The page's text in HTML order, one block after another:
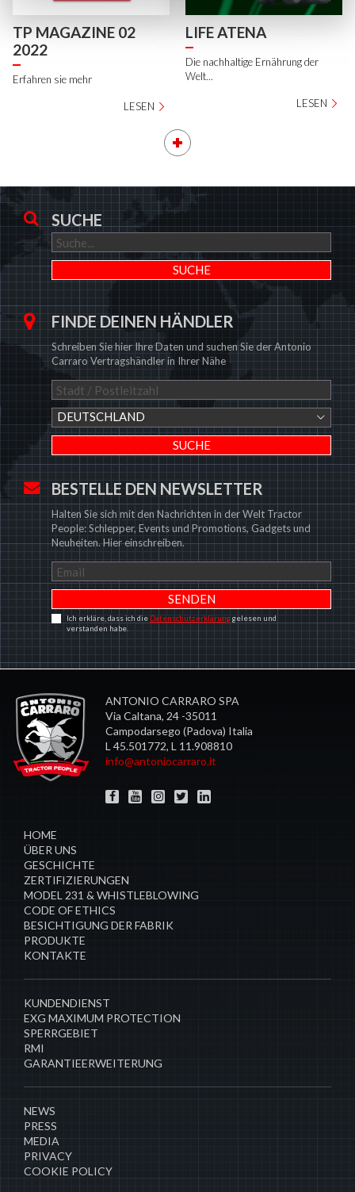
TP MAGAZINE 02
2022
Erfahren sie mehr
LESEN
LIFE ATENA
Die nachhaltige Ernährung der
Welt...
LESEN
SUCHE
FINDE DEINEN HÄNDLER
Schreiben Sie hier Ihre Daten und suchen Sie der Antonio
Carraro Vertragshändler in Ihrer Nähe
DEUTSCHLAND
BESTELLE DEN NEWSLETTER
Halten Sie sich mit den Nachrichten in der Welt Tractor
People: Schlepper, Events und Promotions, Gadgets und
Neuheiten. Hier einschreiben.
Ich erkläre, dass ich die Datenschutzerklärunggelesen und
verstanden habe.
ANTONIO CARRARO SPA
Via Caltana, 24 -35011
Campodarsego (Padova) Italia
L 45.501772, L 11.908810
info@antoniocarraro.it
HOME
ÜBER UNS
GESCHICHTE
ZERTIFIZIERUNGEN
MODEL 231 & WHISTLEBLOWING
CODE OF ETHICS
BESICHTIGUNG DER FABRIK
PRODUKTE
KONTAKTE
​KUNDENDIENST
EXG MAXIMUM PROTECTION
SPERRGEBIET
RMI
GARANTIEERWEITERUNG
NEWS
PRESS
MEDIA
PRIVACY
COOKIE POLICY